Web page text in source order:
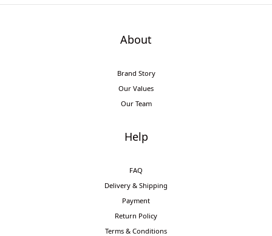
About
Brand Story
Our Values
Our Team
Help
FAQ
Delivery & Shipping
Payment
Return Policy
Terms & Conditions